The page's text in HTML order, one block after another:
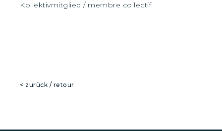
Kollektivmitglied / membre collectif
< zurück / retour